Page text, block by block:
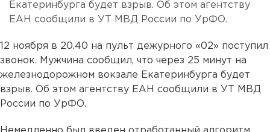
Екатеринбурга будет взрыв. Об этом агентству
ЕАН сообщили в УТ МВД России по УрФО.
12 ноября в 20.40 на пульт дежурного «02» поступил
звонок. Мужчина сообщил, что через 25 минут на
железнодорожном вокзале Екатеринбурга будет
взрыв. Об этом агентству ЕАН сообщили в УТ МВД
России по УрФО.